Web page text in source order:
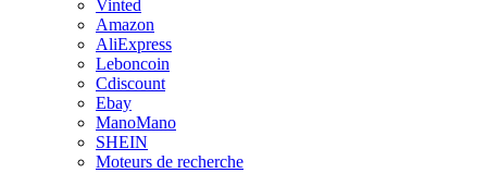
Vinted
Amazon
AliExpress
Leboncoin
Cdiscount
Ebay
ManoMano
SHEIN
Moteurs de recherche